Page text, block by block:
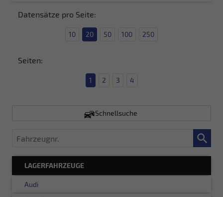
Datensätze pro Seite:
10 20 50 100 250
Seiten:
1 2 3 4
Schnellsuche
Fahrzeugnr.
LAGERFAHRZEUGE
Audi